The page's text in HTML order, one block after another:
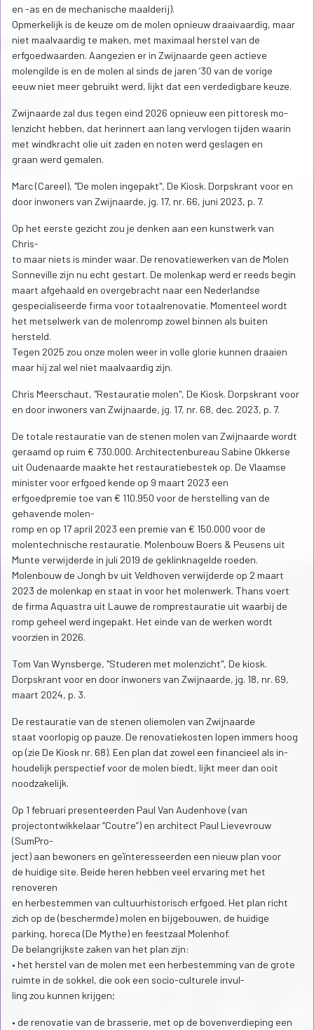
en -as en de mechanische maalderij).
Opmerkelijk is de keuze om de molen opnieuw draaivaardig, maar
niet maalvaardig te maken, met maximaal herstel van de
erfgoedwaarden. Aangezien er in Zwijnaarde geen actieve
molengilde is en de molen al sinds de jaren ’30 van de vorige
eeuw niet meer gebruikt werd, lijkt dat een verdedigbare keuze.
Zwijnaarde zal dus tegen eind 2026 opnieuw een pittoresk mo-
lenzicht hebben, dat herinnert aan lang vervlogen tijden waarin
met windkracht olie uit zaden en noten werd geslagen en
graan werd gemalen.
Marc (Careel), "De molen ingepakt", De Kiosk. Dorpskrant voor en
door inwoners van Zwijnaarde, jg. 17, nr. 66, juni 2023, p. 7.
Op het eerste gezicht zou je denken aan een kunstwerk van
Chris-
to maar niets is minder waar. De renovatiewerken van de Molen
Sonneville zijn nu echt gestart. De molenkap werd er reeds begin
maart afgehaald en overgebracht naar een Nederlandse
gespecialiseerde firma voor totaalrenovatie. Momenteel wordt
het metselwerk van de molenromp zowel binnen als buiten
hersteld.
Tegen 2025 zou onze molen weer in volle glorie kunnen draaien
maar hij zal wel niet maalvaardig zijn.
Chris Meerschaut, "Restauratie molen", De Kiosk. Dorpskrant voor
en door inwoners van Zwijnaarde, jg. 17, nr. 68, dec. 2023, p. 7.
De totale restauratie van de stenen molen van Zwijnaarde wordt
geraamd op ruim € 730.000. Architectenbureau Sabine Okkerse
uit Oudenaarde maakte het restauratiebestek op. De Vlaamse
minister voor erfgoed kende op 9 maart 2023 een
erfgoedpremie toe van € 110.950 voor de herstelling van de
gehavende molen-
romp en op 17 april 2023 een premie van € 150.000 voor de
molentechnische restauratie. Molenbouw Boers & Peusens uit
Munte verwijderde in juli 2019 de geklinknagelde roeden.
Molenbouw de Jongh bv uit Veldhoven verwijderde op 2 maart
2023 de molenkap en staat in voor het molenwerk. Thans voert
de firma Aquastra uit Lauwe de romprestauratie uit waarbij de
romp geheel werd ingepakt. Het einde van de werken wordt
voorzien in 2026.
Tom Van Wynsberge, "Studeren met molenzicht", De kiosk.
Dorpskrant voor en door inwoners van Zwijnaarde, jg. 18, nr. 69,
maart 2024, p. 3.
De restauratie van de stenen oliemolen van Zwijnaarde
staat voorlopig op pauze. De renovatiekosten lopen immers hoog
op (zie De Kiosk nr. 68). Een plan dat zowel een financieel als in-
houdelijk perspectief voor de molen biedt, lijkt meer dan ooit
noodzakelijk.
Op 1 februari presenteerden Paul Van Audenhove (van
projectontwikkelaar “Coutre”) en architect Paul Lievevrouw
(SumPro-
ject) aan bewoners en geïnteresseerden een nieuw plan voor
de huidige site. Beide heren hebben veel ervaring met het
renoveren
en herbestemmen van cultuurhistorisch erfgoed. Het plan richt
zich op de (beschermde) molen en bijgebouwen, de huidige
parking, horeca (De Mythe) en feestzaal Molenhof.
De belangrijkste zaken van het plan zijn:
• het herstel van de molen met een herbestemming van de grote
ruimte in de sokkel, die ook een socio-culturele invul-
ling zou kunnen krijgen;
• de renovatie van de brasserie, met op de bovenverdieping een